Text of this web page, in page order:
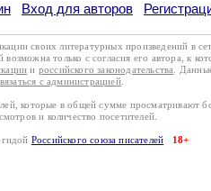
Вход для авторов
своих литературных произведений в
возможна только с согласия его автора, к
и российского законодательства .
с администрацией.
которые в общей сумме
и количество посетителей.
Российского союза писателей 18+